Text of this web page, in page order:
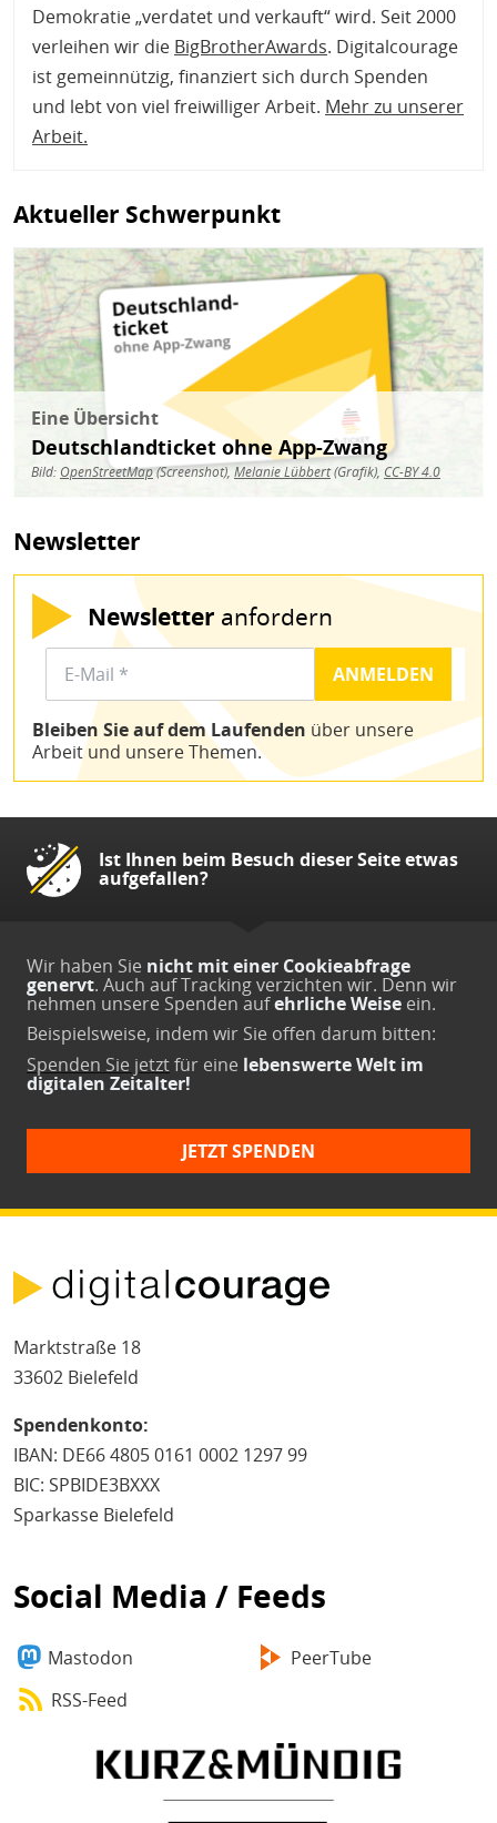
Demokratie „verdatet und verkauft“ wird. Seit 2000
verleihen wir die BigBrotherAwards. Digitalcourage
ist gemeinnützig, finanziert sich durch Spenden
und lebt von viel freiwilliger Arbeit. Mehr zu unserer
Arbeit.
Aktueller Schwerpunkt
Bild
Eine Übersicht
Deutschlandticket ohne App-Zwang
Bild: OpenStreetMap(Screenshot),Melanie Lübbert(Grafik), CC-BY 4.0
Newsletter
Newsletter anfordern
Bleiben Sie auf dem Laufenden über unsere
Arbeit und unsere Themen.
Ist Ihnen beim Besuch dieser Seite etwas
aufgefallen?
Wir haben Sie nicht mit einer Cookieabfrage
genervt. Auch auf Tracking verzichten wir. Denn wir
nehmen unsere Spenden aufehrliche Weise ein.
Beispielsweise, indem wir Sie offen darum bitten:
Spenden Sie jetztfür eine lebenswerte Welt im
digitalen Zeitalter!
JETZT SPENDEN
Marktstraße 18
33602 Bielefeld
Spendenkonto:
IBAN: DE66 4805 0161 0002 1297 99
BIC: SPBIDE3BXXX
Sparkasse Bielefeld
Social Media / Feeds
Mastodon
PeerTube
RSS-Feed